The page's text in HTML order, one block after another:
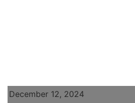
December 12, 2024